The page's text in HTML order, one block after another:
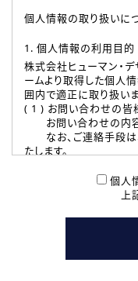
個人情報の取り扱いに
1. 個人情報の利用目的
株式会社ヒューマン・
ームより取得した個人
囲内で適正に取り扱いま
( 1 ) お問い合わせの皆
お問い合わせの内容
なお、ご連絡手段は
たします。
本登録に関するご連
たします。
( 3 ) スタッフ派遣を検
お問い合わせの内容
なお、ご連絡手段は
個人
上